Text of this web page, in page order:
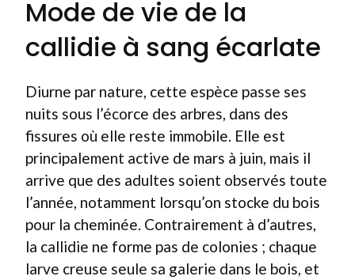
Mode de vie de la
callidie à sang écarlate
Diurne par nature, cette espèce passe ses
nuits sous l’écorce des arbres, dans des
fissures où elle reste immobile. Elle est
principalement active de mars à juin, mais il
arrive que des adultes soient observés toute
l’année, notamment lorsqu’on stocke du bois
pour la cheminée. Contrairement à d’autres,
la callidie ne forme pas de colonies ; chaque
larve creuse seule sa galerie dans le bois, et